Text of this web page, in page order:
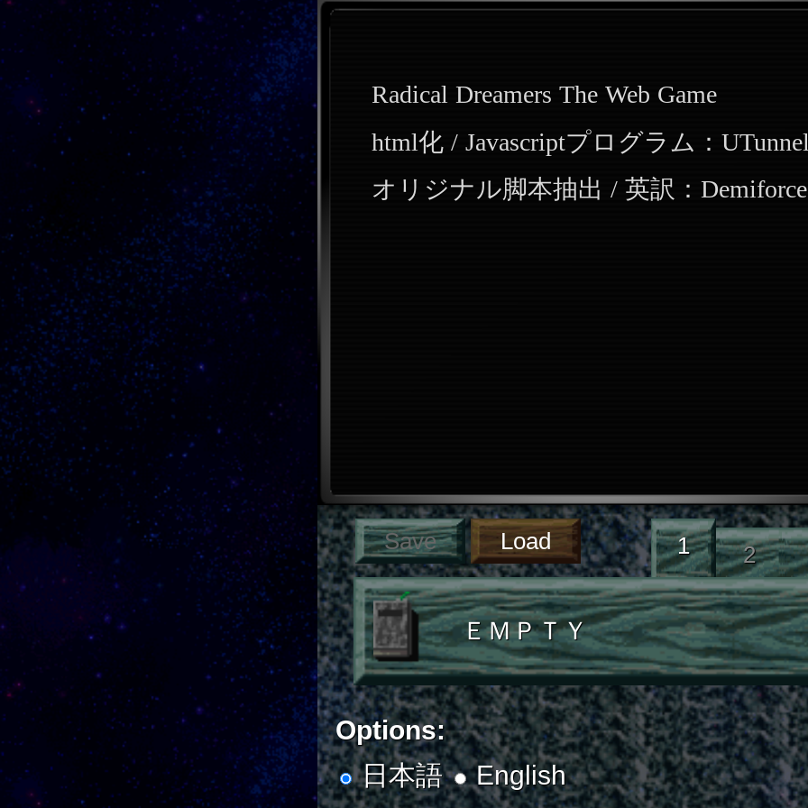
Radical Dreamers The Web Game
html化 / Javascriptプロ グラム ： UTunne
オ リ ジナル脚本抽出 / 英訳 ： Demiforce
1 2
ＥＭＰＴＹ
Options:
日本語
English